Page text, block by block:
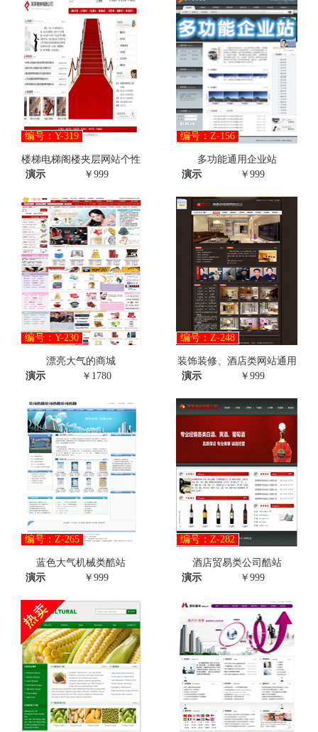
编号：Y-319
楼梯电梯阁楼夹层网站个性
演示
￥999
编号：Z-156
多功能通用企业站
演示
￥999
编号：Y-230
漂亮大气的商城
演示
￥1780
编号：Z-248
装饰装修、酒店类网站通用
演示
￥999
编号：Z-265
蓝色大气机械类酷站
演示
￥999
编号：Z-282
酒店贸易类公司酷站
演示
￥999